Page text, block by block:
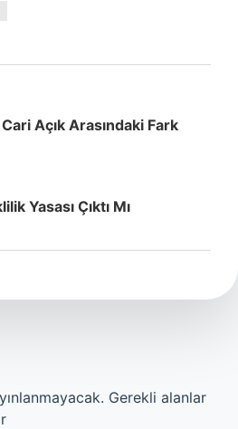
Açık Arasındaki Fark
Yasası Çıktı Mı
Gerekli alanlar